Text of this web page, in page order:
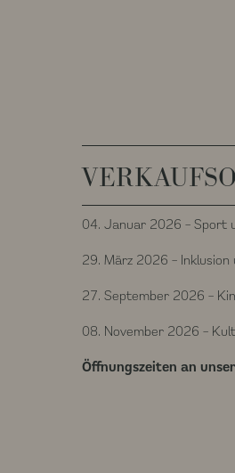
04. Januar 2026 – Sport
29. März 2026 –
27. September 2026 –
08. November 2026 –
Öffnungszeiten an